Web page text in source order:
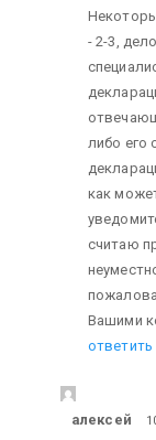
- 2-3,
либо его
как
считаю
Вашими
ответить
алексей